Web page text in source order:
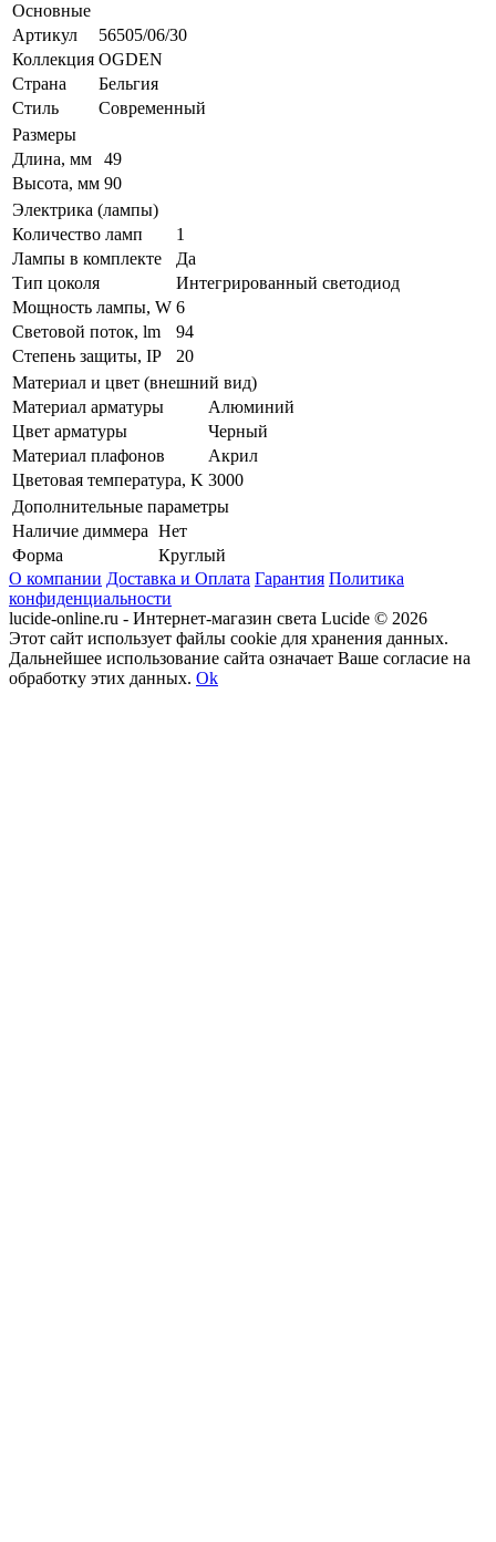
Основные
Артикул
56505/06/30
Коллекция OGDEN
Страна
Бельгия
Стиль
Современный
Размеры
Длина, мм
49
Высота, мм 90
Электрика (лампы)
Количество ламп
1
Лампы в комплекте
Да
Тип цоколя
Интегрированный светодиод
Мощность лампы, W 6
Световой поток, lm
94
Степень защиты, IP
20
Материал и цвет (внешний вид)
Материал арматуры
Алюминий
Цвет арматуры
Черный
Материал плафонов
Акрил
Цветовая температура, K 3000
Дополнительные параметры
Наличие диммера Нет
Форма
Круглый
О компании Доставка и Оплата Гарантия Политика
конфиденциальности
lucide-online.ru - Интернет-магазин света Lucide © 2026
Этот сайт использует файлы cookie для хранения данных.
Дальнейшее использование сайта означает Ваше согласие на
обработку этих данных. Ok